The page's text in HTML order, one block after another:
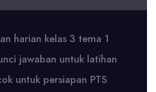
harian kelas 3 tema 1
jawaban untuk latihan
untuk persiapan PTS